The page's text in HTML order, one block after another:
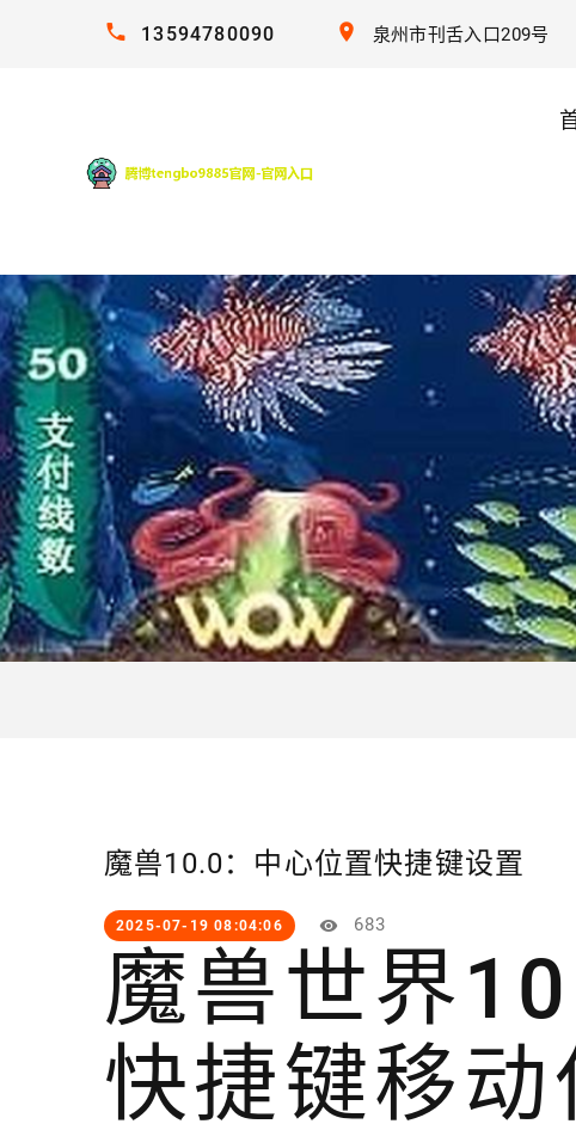
13594780090 泉州市刊舌入口209号
魔兽10.0：中心位置快捷键设置
2025-07-19 08:04:06 683
魔兽世界
快捷键移动